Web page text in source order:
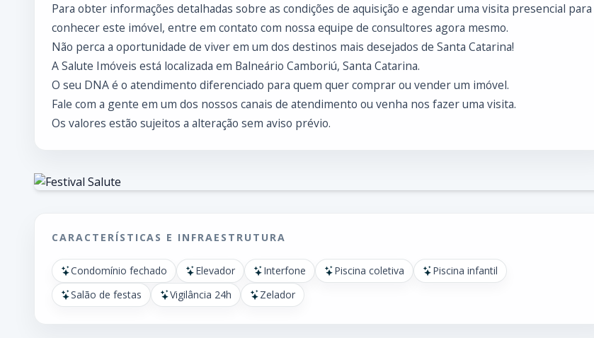
Para obter informações detalhadas sobre as condições de aquisição e agendar uma visita presencial para
conhecer este imóvel, entre em contato com nossa equipe de consultores agora mesmo.
Não perca a oportunidade de viver em um dos destinos mais desejados de Santa Catarina!
A Salute Imóveis está localizada em Balneário Camboriú, Santa Catarina.
O seu DNA é o atendimento diferenciado para quem quer comprar ou vender um imóvel.
Fale com a gente em um dos nossos canais de atendimento ou venha nos fazer uma visita.
Os valores estão sujeitos a alteração sem aviso prévio.
CARACTERÍSTICAS E INFRAESTRUTURA
Condomínio fechado Elevador Interfone Piscina coletiva
Piscina infantil
Salão de festas
Vigilância 24h Zelador